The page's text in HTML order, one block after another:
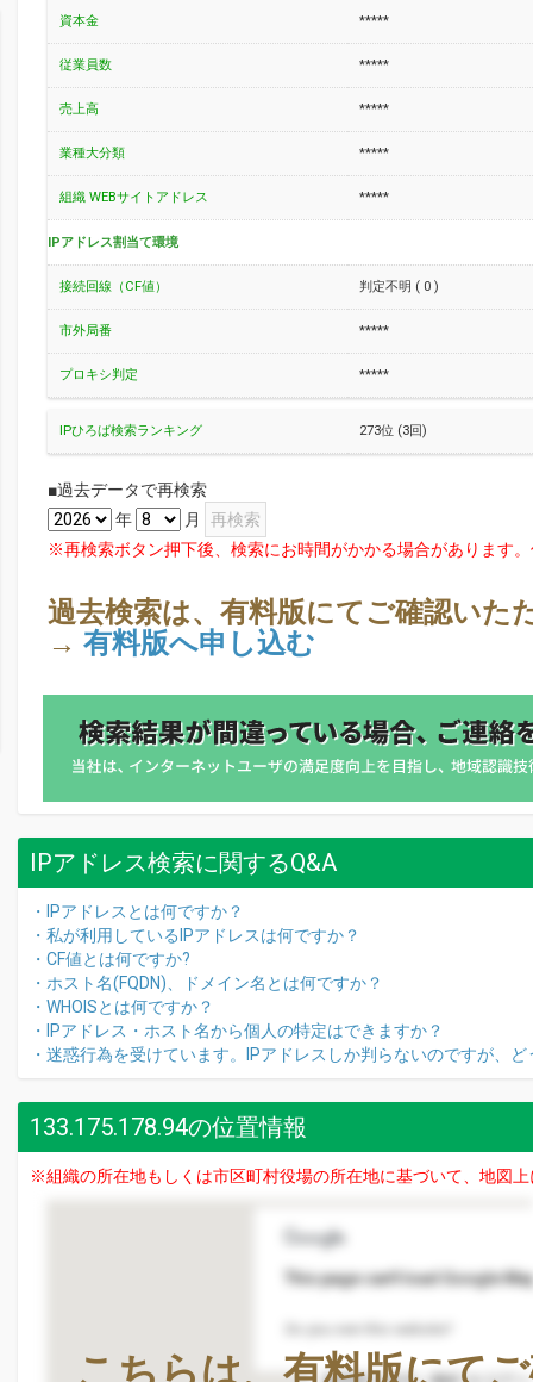
資本金 *****
従業員数 *****
売上高 *****
業種大分類 *****
組織 WEBサイトアドレス *****
IPアドレス割当て環境
接続回線（CF値） 判定不明 ( 0 )
市外局番 *****
プロキシ判定 *****
IPひろば検索ランキング 273位 (3回)
■過去データで再検索
年
月
※再検索ボタン押下後、検索にお時間がかかる場合があります
過去検索は、有料版にてご確認いた
→ 有料版へ申し込む
IPアドレス検索に関するQ&A
・IPアドレスとは何ですか？
・私が利用しているIPアドレスは何ですか？
・CF値とは何ですか?
・ホスト名(FQDN)、ドメイン名とは何ですか？
・WHOISとは何ですか？
・IPアドレス・ホスト名から個人の特定はできますか？
・迷惑行為を受けています。IPアドレスしか判らないのですが、
133.175.178.94の位置情報
※組織の所在地もしくは市区町村役場の所在地に基づいて、地図
株式会社Geolocation
〒411-0036
This page can't load Google
こちらは、有料版にて